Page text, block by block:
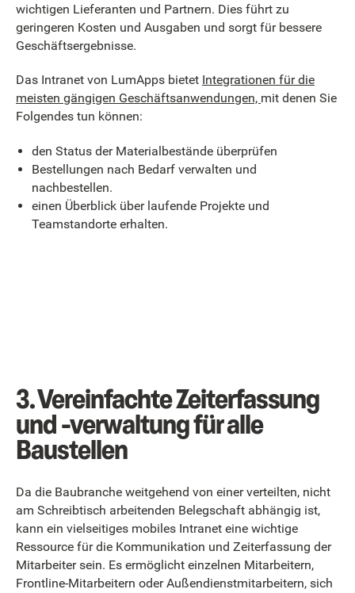
wichtigen Lieferanten und Partnern. Dies führt zu
geringeren Kosten und Ausgaben und sorgt für bessere
Geschäftsergebnisse.
Das Intranet von LumApps bietet Integrationen für die
meisten gängigen Geschäftsanwendungen, mit denen Sie
Folgendes tun können:
den Status der Materialbestände überprüfen
Bestellungen nach Bedarf verwalten und
nachbestellen.
einen Überblick über laufende Projekte und
Teamstandorte erhalten.
3. Vereinfachte Zeiterfassung
und -verwaltung für alle
Baustellen
Da die Baubranche weitgehend von einer verteilten, nicht
am Schreibtisch arbeitenden Belegschaft abhängig ist,
kann ein vielseitiges mobiles Intranet eine wichtige
Ressource für die Kommunikation und Zeiterfassung der
Mitarbeiter sein. Es ermöglicht einzelnen Mitarbeitern,
Frontline-Mitarbeitern oder Außendienstmitarbeitern, sich